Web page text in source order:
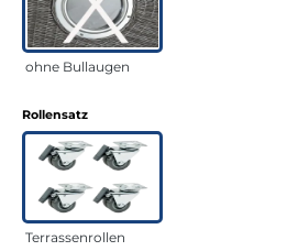
ohne Bullaugen
Rollensatzauswählen
Terrassenrollen